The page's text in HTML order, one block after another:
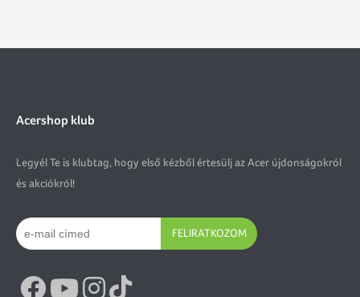
Acershop klub
Legyél Te is klubtag, hogy első kézből értesülj az Acer újdonságokról
és akciókról!
FELIRATKOZOM